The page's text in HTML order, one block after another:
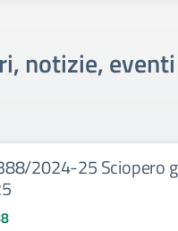
notizie,
2024-25 Sciopero